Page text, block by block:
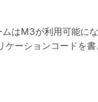
はM3が利用可能に
ケーションコードを